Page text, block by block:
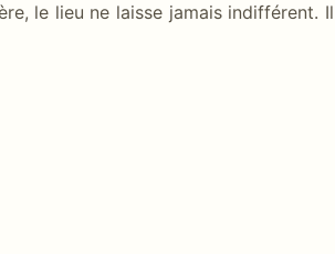
le lieu ne laisse jamais indifférent. Il